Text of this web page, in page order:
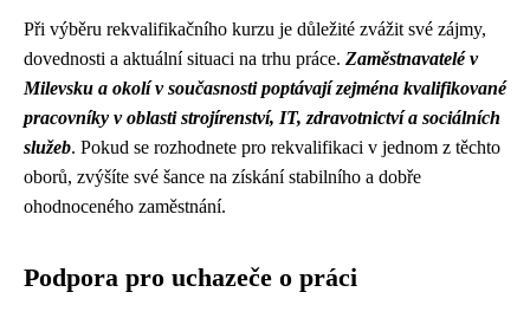
Při výběru rekvalifikačního kurzu je důležité zvážit své zájmy,
dovednosti a aktuální situaci na trhu práce. Zaměstnavatelé v
Milevsku a okolí v současnosti poptávají zejména kvalifikované
pracovníky v oblasti strojírenství, IT, zdravotnictví a sociálních
služeb. Pokud se rozhodnete pro rekvalifikaci v jednom z těchto
oborů, zvýšíte své šance na získání stabilního a dobře
ohodnoceného zaměstnání.
Podpora pro uchazeče o práci